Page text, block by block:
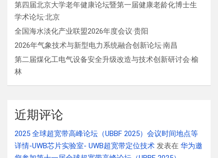
第四届北京大学老年健康论坛暨第一届健康老龄化博士生
学术论坛·北京
全国海水淡化产业联盟2026年度会议·贵阳
2026年气象技术与新型电力系统融合创新论坛·南昌
第二届煤化工电气设备安全升级改造与技术创新研讨会·榆
林
近期评论
2025 全球超宽带高峰论坛（UBBF 2025）会议时间地点等
详情-UWB芯片实验室- UWB超宽带定位技术 发表在 华为邀